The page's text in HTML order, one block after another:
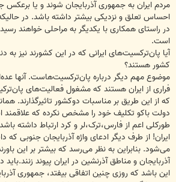
مردم ایران به جمهوری آذربایجان شوند و یا برعکس
احساس تعلق و نزدیکی بیشتر داشته باشد. در
در راستای همکاری با یکدیگر به مراحلی خواهند
است.
آیا پان‌ترکسیت‌های ایرانی که در این کشورند نیز به
کشور هستند؟
موضوع مهم دیگر درباره پان‌ترکسیت‌هاست. آنها
فراری از ایران هستند که مشغول فعالیت‌های
که از این طریق بر مناسبات دوکشور تاثیرگذارند.
دولت باکو تکلیف خود را مشخص نکرده که علاقمند
طورکلی اعم از فارس،ترک،لر و کرد ارتباط داشته
ایران! از طرف دیگر ادعای واژه آذربایجان جنوبی که
می‌شود. بنابراین به نظر می‌رسد که بیشتر بر این
آذربایجان و مناطق آذرنشین در ایران پیوند زنند.باید
این باشد که روزی چنین اتفاقی بیفتد، جمهوری